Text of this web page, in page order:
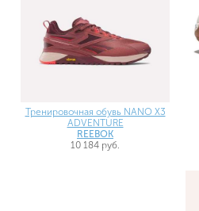
Тренировочная обувь NANO X3
ADVENTURE
REEBOK
10 184 руб.